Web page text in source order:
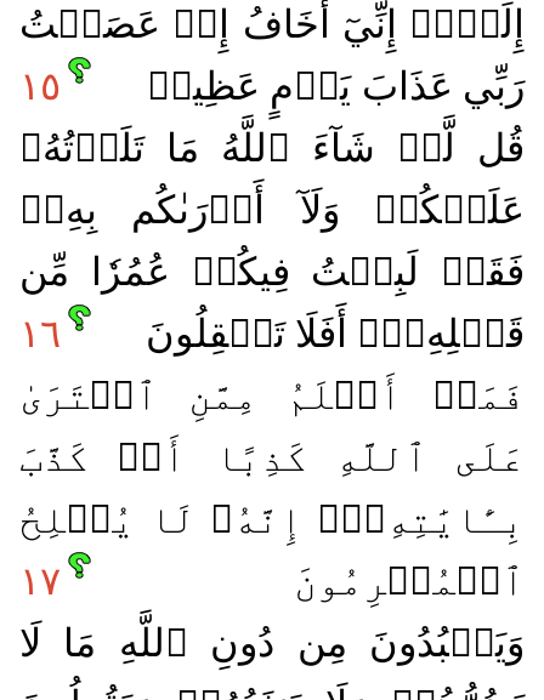
إِلَيَّۖ إِنِّيٓ أَخَافُ إِنۡ عَصَيۡتُ
رَبِّي عَذَابَ يَوۡمٍ عَظِيمٖ
١٥
قُل لَّوۡ شَآءَ ٱللَّهُ مَا تَلَوۡتُهُۥ
عَلَيۡكُمۡ وَلَآ أَدۡرَىٰكُم بِهِۦۖ
فَقَدۡ لَبِثۡتُ فِيكُمۡ عُمُرٗا مِّن
قَبۡلِهِۦٓۚ أَفَلَا تَعۡقِلُونَ
١٦
فَمَنۡ أَظۡلَمُ مِمَّنِ ٱفۡتَرَىٰ
عَلَى ٱللَّهِ كَذِبًا أَوۡ كَذَّبَ
بِـَٔايَٰتِهِۦٓۚ إِنَّهُۥ لَا يُفۡلِحُ
ٱلۡمُجۡرِمُونَ
١٧
وَيَعۡبُدُونَ مِن دُونِ ٱللَّهِ مَا لَا